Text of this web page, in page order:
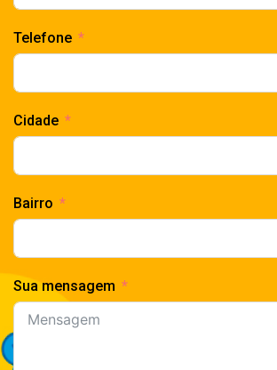
Telefone
Cidade
Bairro
Sua mensagem